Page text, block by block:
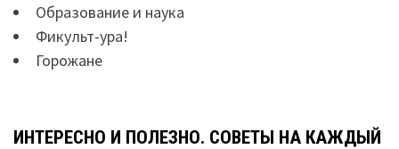
Образование и наука
Фикульт-ура!
Горожане
ИНТЕРЕСНО И ПОЛЕЗНО. СОВЕТЫ НА КАЖДЫЙ